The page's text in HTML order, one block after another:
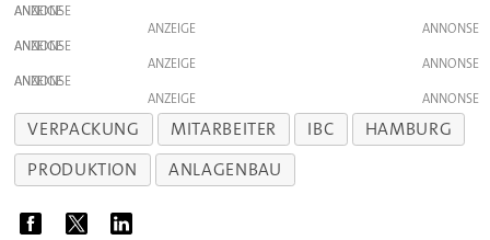
ANZEIGE
ANZEIGE
ANZEIGE
ANZEIGE
ANZEIGE
ANZEIGE
VERPACKUNG MITARBEITER IBC
HAMBURG
PRODUKTION
ANLAGENBAU